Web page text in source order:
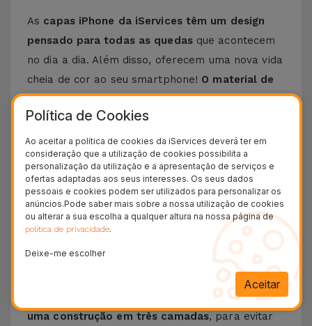
As capas iPhone da iServices têm um design
pensado para todas as quedasque acontecem
no dia a dia. Além disso, oferecem uma nova vida
cheia de cor ao seu smartphone! O material de
silicone líquido permite que o telemóvel não
escorregue da mão e é resistente a riscos
Esta Capa é compatível com os modelosiPhone
15, 14, 13, 12 entre outros bem como os mais
recentes modelos da Apple, o iPhone 16e
iPhone 17.
Proteção de 3 camadas com as Capas
Capas Silicone iPhone contam com
uma construção robusta e de qualidade, com
uma construção em três camadas, para evitar
Política de Cookies
Ao aceitar a política de cookies da iServices deverá ter em
consideração que a utilização de cookies possibilita a
personalização da utilização e a apresentação de serviços e
ofertas adaptadas aos seus interesses. Os seus dados
pessoais e cookies podem ser utilizados para personalizar os
anúncios.Pode saber mais sobre a nossa utilização de cookies
ou alterar a sua escolha a qualquer altura na nossa página de
política de privacidade.
Deixe-me escolher
Aceitar